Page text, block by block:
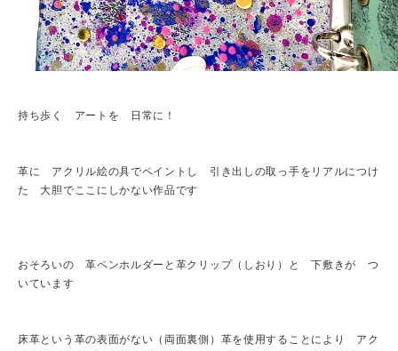
持ち歩く アートを 日常に！
革に アクリル絵の具でペイントし 引き出しの取っ手をリアルにつけ
た 大胆でここにしかない作品です
おそろいの 革ペンホルダーと革クリップ（しおり）と 下敷きが つ
いています
床革という革の表面がない（両面裏側）革を使用することにより アク